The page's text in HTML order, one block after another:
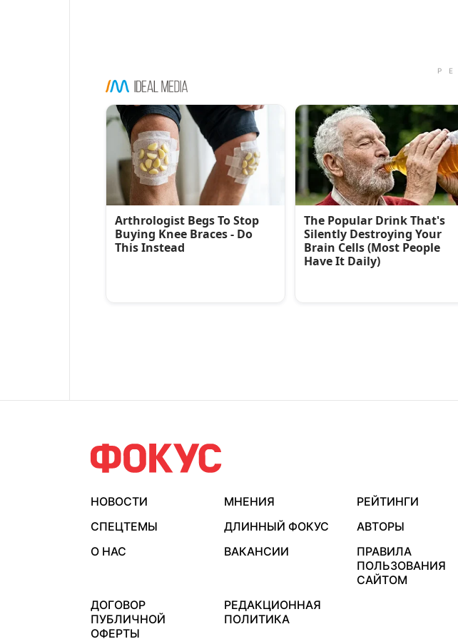
НОВОСТИ МНЕНИЯ
РЕЙТИНГИ
СПЕЦТЕМЫ
ДЛИННЫЙ ФОКУС
АВТОРЫ
О НАС
ВАКАНСИИ
ПРАВИЛА
ПОЛЬЗОВАНИЯ
САЙТОМ
ДОГОВОР
ПУБЛИЧНОЙ
ОФЕРТЫ
РЕДАКЦИОННАЯ
ПОЛИТИКА